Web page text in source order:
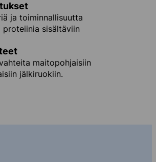
ja toiminnallisuutta
sisältäviin
maitopohjaisiin
jälkiruokiin.